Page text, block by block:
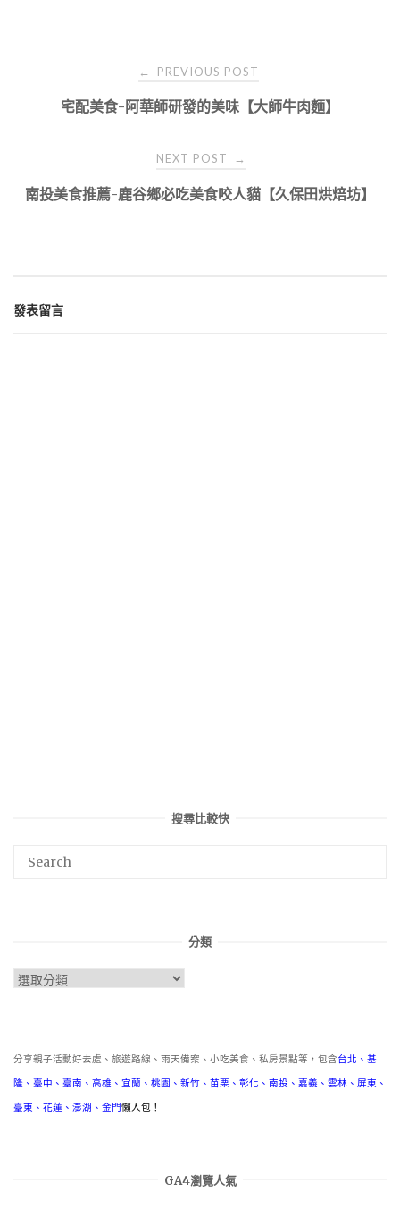
navigation
← PREVIOUS POST
宅配美食-阿華師研發的美味【大師牛肉麵】
NEXT POST →
南投美食推薦-鹿谷鄉必吃美食咬人貓【久保田烘焙坊】
發表留言
搜尋比較快
分類
分
分享親子活動好去處、旅遊路線、雨天備案、小吃美食、私房景點等，包含台北 、 基
隆 、 臺中 、 臺南 、 高雄 、 宜蘭 、 桃園 、 新竹 、 苗栗 、 彰化 、 南投 、 嘉義 、 雲林 、 屏東 、
臺東 、 花蓮 、 澎湖 、 金門懶人包！
GA4瀏覽人氣